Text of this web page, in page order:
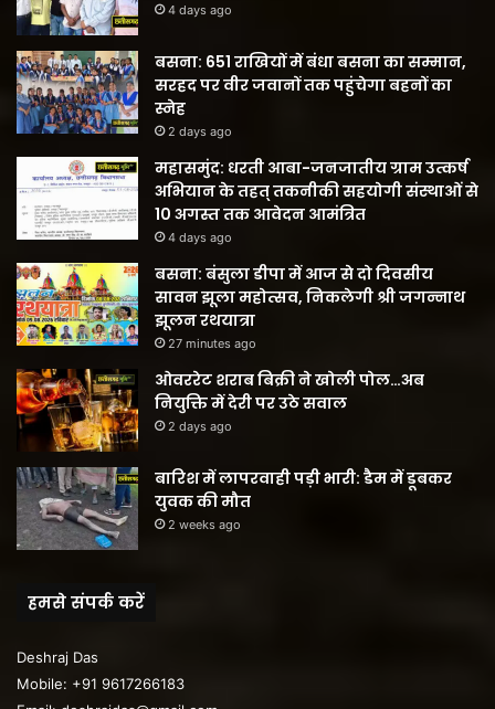
4 days ago
बसना: 651 राखियों में बंधा बसना का सम्मान,
सरहद पर वीर जवानों तक पहुंचेगा बहनों का
स्नेह
2 days ago
महासमुंद: धरती आबा-जनजातीय ग्राम उत्कर्ष
अभियान के तहत् तकनीकी सहयोगी संस्थाओं से
10 अगस्त तक आवेदन आमंत्रित
4 days ago
बसना: बंसुला डीपा में आज से दो दिवसीय
सावन झूला महोत्सव, निकलेगी श्री जगन्नाथ
झूलन रथयात्रा
27 minutes ago
ओवररेट शराब बिक्री ने खोली पोल…अब
नियुक्ति में देरी पर उठे सवाल
2 days ago
बारिश में लापरवाही पड़ी भारी: डैम में डूबकर
युवक की मौत
2 weeks ago
हमसे संपर्क करें
Deshraj Das
Mobile: +91 9617266183